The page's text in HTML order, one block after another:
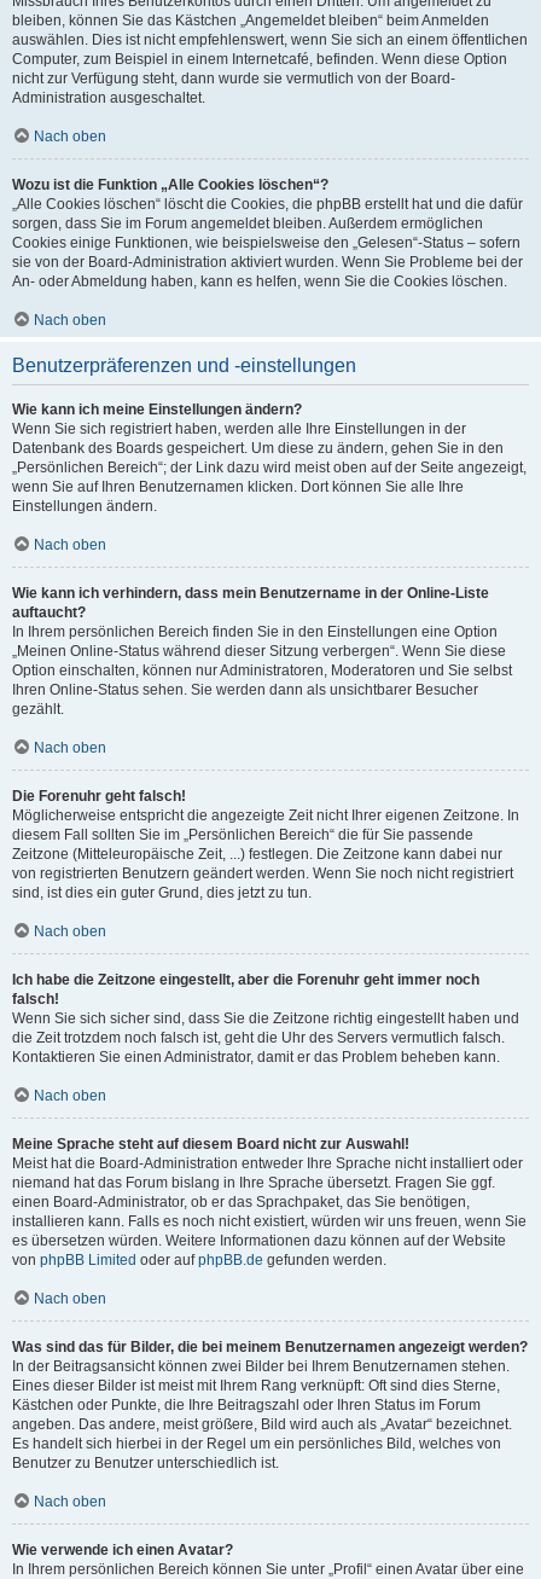
bleiben, können Sie das Kästchen „Angemeldet bleiben“ beim Anmelden
auswählen. Dies ist nicht empfehlenswert, wenn Sie sich an einem öffentlichen
Computer, zum Beispiel in einem Internetcafé, befinden. Wenn diese Option
nicht zur Verfügung steht, dann wurde sie vermutlich von der Board-
Administration ausgeschaltet.
Nach oben
Wozu ist die Funktion „Alle Cookies löschen“?
„Alle Cookies löschen“ löscht die Cookies, die phpBB erstellt hat und die dafür
sorgen, dass Sie im Forum angemeldet bleiben. Außerdem ermöglichen
Cookies einige Funktionen, wie beispielsweise den „Gelesen“-Status – sofern
sie von der Board-Administration aktiviert wurden. Wenn Sie Probleme bei der
An- oder Abmeldung haben, kann es helfen, wenn Sie die Cookies löschen.
Nach oben
Benutzerpräferenzen und -einstellungen
Wie kann ich meine Einstellungen ändern?
Wenn Sie sich registriert haben, werden alle Ihre Einstellungen in der
Datenbank des Boards gespeichert. Um diese zu ändern, gehen Sie in den
„Persönlichen Bereich“; der Link dazu wird meist oben auf der Seite angezeigt,
wenn Sie auf Ihren Benutzernamen klicken. Dort können Sie alle Ihre
Einstellungen ändern.
Nach oben
Wie kann ich verhindern, dass mein Benutzername in der Online-Liste
auftaucht?
In Ihrem persönlichen Bereich finden Sie in den Einstellungen eine Option
„Meinen Online-Status während dieser Sitzung verbergen“. Wenn Sie diese
Option einschalten, können nur Administratoren, Moderatoren und Sie selbst
Ihren Online-Status sehen. Sie werden dann als unsichtbarer Besucher
gezählt.
Nach oben
Die Forenuhr geht falsch!
Möglicherweise entspricht die angezeigte Zeit nicht Ihrer eigenen Zeitzone. In
diesem Fall sollten Sie im „Persönlichen Bereich“ die für Sie passende
Zeitzone (Mitteleuropäische Zeit, ...) festlegen. Die Zeitzone kann dabei nur
von registrierten Benutzern geändert werden. Wenn Sie noch nicht registriert
sind, ist dies ein guter Grund, dies jetzt zu tun.
Nach oben
Ich habe die Zeitzone eingestellt, aber die Forenuhr geht immer noch
falsch!
Wenn Sie sich sicher sind, dass Sie die Zeitzone richtig eingestellt haben und
die Zeit trotzdem noch falsch ist, geht die Uhr des Servers vermutlich falsch.
Kontaktieren Sie einen Administrator, damit er das Problem beheben kann.
Nach oben
Meine Sprache steht auf diesem Board nicht zur Auswahl!
Meist hat die Board-Administration entweder Ihre Sprache nicht installiert oder
niemand hat das Forum bislang in Ihre Sprache übersetzt. Fragen Sie ggf.
einen Board-Administrator, ob er das Sprachpaket, das Sie benötigen,
installieren kann. Falls es noch nicht existiert, würden wir uns freuen, wenn Sie
es übersetzen würden. Weitere Informationen dazu können auf der Website
von phpBB Limited oder aufphpBB.de gefunden werden.
Nach oben
Was sind das für Bilder, die bei meinem Benutzernamen angezeigt werden?
In der Beitragsansicht können zwei Bilder bei Ihrem Benutzernamen stehen.
Eines dieser Bilder ist meist mit Ihrem Rang verknüpft: Oft sind dies Sterne,
Kästchen oder Punkte, die Ihre Beitragszahl oder Ihren Status im Forum
angeben. Das andere, meist größere, Bild wird auch als „Avatar“ bezeichnet.
Es handelt sich hierbei in der Regel um ein persönliches Bild, welches von
Benutzer zu Benutzer unterschiedlich ist.
Nach oben
Wie verwende ich einen Avatar?
In Ihrem persönlichen Bereich können Sie unter „Profil“ einen Avatar über eine